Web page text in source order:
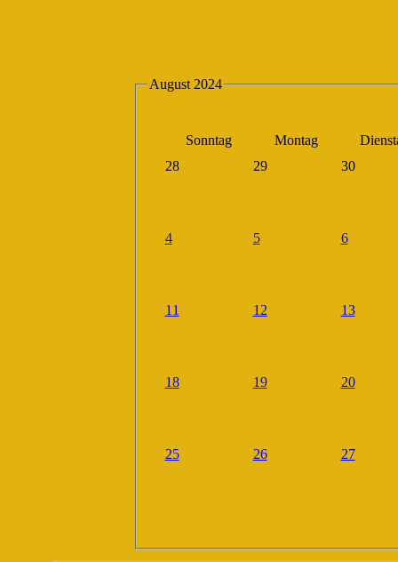
August 2024
Sonntag Montag
28
29 30
4 5 6
11 12 13
18 19 20
25 26 27